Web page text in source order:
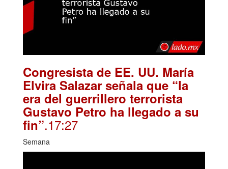
Congresista de EE. UU. María
Elvira Salazar señala que “la
era del guerrillero terrorista
Gustavo Petro ha llegado a su
fin”.17:27
Semana